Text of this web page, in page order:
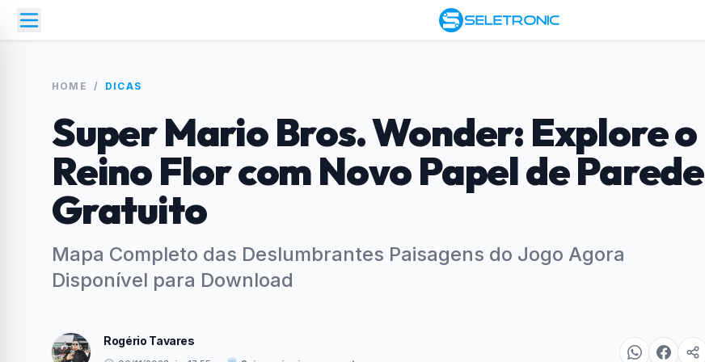
HOME / DICAS
Super Mario Bros. Wonder: Explore o
Reino Flor com Novo Papel de Parede
Gratuito
Mapa Completo das Deslumbrantes Paisagens do Jogo Agora
Disponível para Download
Rogério Tavares